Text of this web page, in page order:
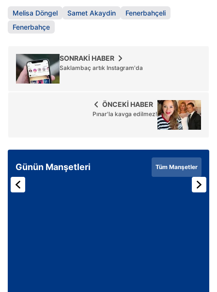
Melisa Döngel Samet Akaydin
Fenerbahçeli
Fenerbahçe
SONRAKİ HABER
Saklambaç artık Instagram'da
ÖNCEKİ HABER
Pınar'la kavga edilmez!
Günün Manşetleri Tüm Manşetler